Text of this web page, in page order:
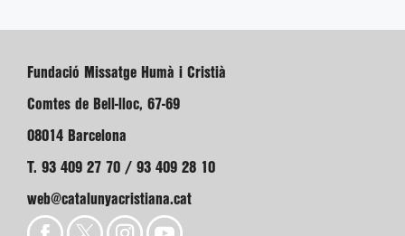
Fundació Missatge Humà i Cristià
Comtes de Bell-lloc, 67-69
08014 Barcelona
T. 93 409 27 70 / 93 409 28 10
web@catalunyacristiana.cat